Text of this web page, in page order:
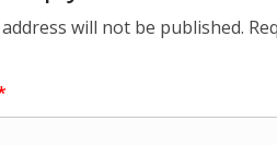
will not be published.